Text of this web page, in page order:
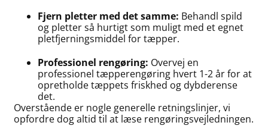
Fjern pletter med det samme: Behandl spild
og pletter så hurtigt som muligt med et egnet
pletfjerningsmiddel for tæpper.
Professionel rengøring: Overvej en
professionel tæpperengøring hvert 1-2 år for at
opretholde tæppets friskhed og dybderense
det.
Overstående er nogle generelle retningslinjer, vi
opfordre dog altid til at læse rengøringsvejledningen.